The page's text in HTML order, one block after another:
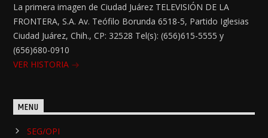
La primera imagen de Ciudad Juárez TELEVISIÓN DE LA
FRONTERA, S.A. Av. Teófilo Borunda 6518-5, Partido Iglesias
Ciudad Juárez, Chih., CP: 32528 Tel(s): (656)615-5555 y
(656)680-0910
VER HISTORIA
MENU
SEG/OPI